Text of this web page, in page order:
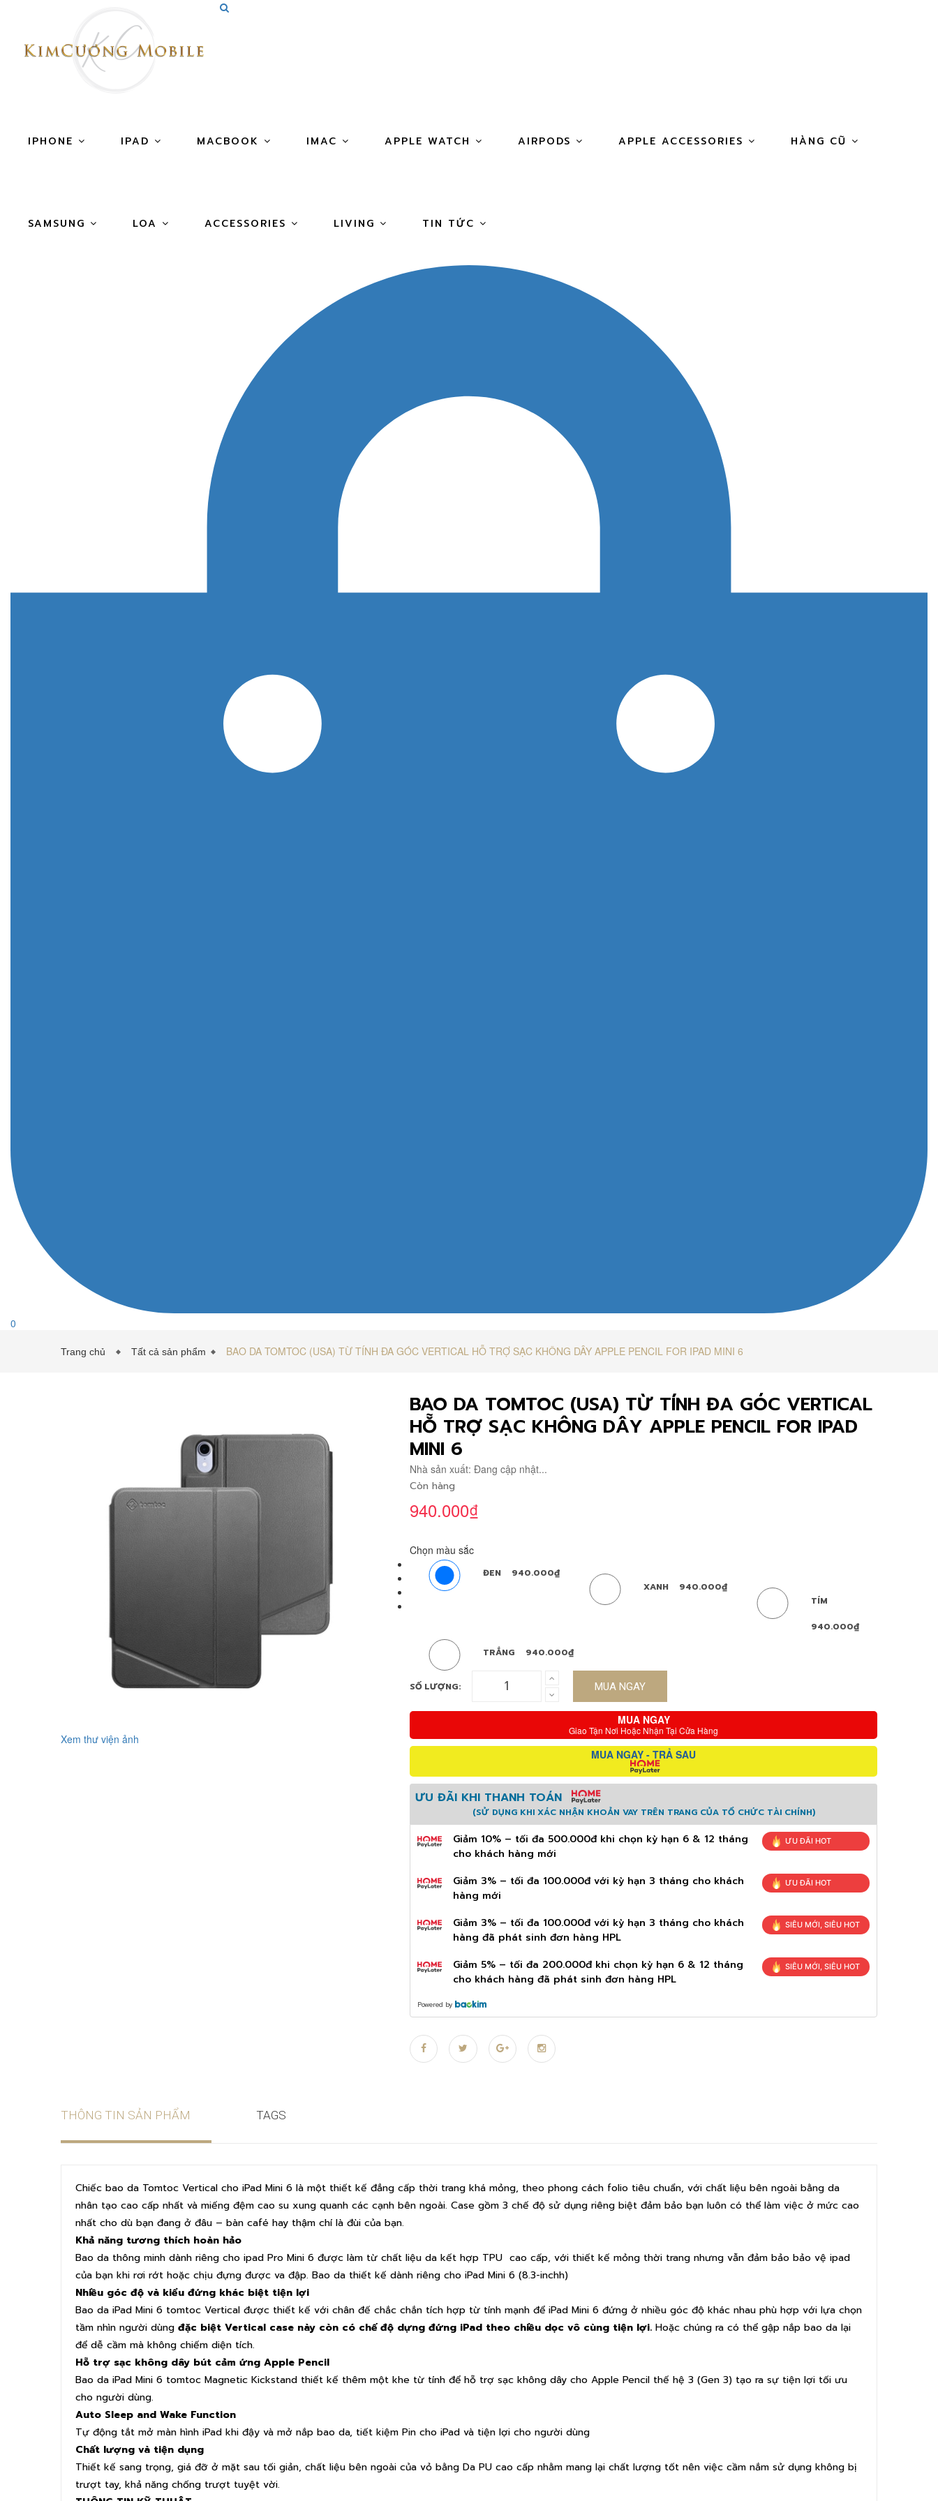
IPHONE IPAD MACBOOK IMAC APPLE WATCH AIRPODS APPLE ACCESSORIES HÀNG CŨ
SAMSUNG LOA ACCESSORIES LIVING TIN TỨC
0
Trang chủ Tất cả sản phẩm BAO DA TOMTOC (USA) TỪ TÍNH ĐA GÓC VERTICAL HỖ TRỢ SẠC KHÔNG DÂY APPLE PENCIL FOR IPAD MINI 6
Xem thư viện ảnh
BAO DA TOMTOC (USA) TỪ TÍNH ĐA GÓC VERTICAL
HỖ TRỢ SẠC KHÔNG DÂY APPLE PENCIL FOR IPAD
MINI 6
Nhà sản xuất: Đang cập nhật...
Còn hàng
940.000₫
Chọn màu sắc
ĐEN
940.000₫
XANH
940.000₫
TÍM
940.000₫
TRẮNG 940.000₫
SỐ LƯỢNG: MUA NGAY
MUA NGAY
Giao Tận Nơi Hoặc Nhận Tại Cửa Hàng
MUA NGAY - TRẢ SAU
ƯU ĐÃI KHI THANH TOÁN
(SỬ DỤNG KHI XÁC NHẬN KHOẢN VAY TRÊN TRANG CỦA TỔ CHỨC TÀI CHÍNH)
Giảm 10% – tối đa 500.000đ khi chọn kỳ hạn 6 & 12 tháng
cho khách hàng mới
ƯU ĐÃI HOT
Giảm 3% – tối đa 100.000đ với kỳ hạn 3 tháng cho khách
hàng mới
ƯU ĐÃI HOT
Giảm 3% – tối đa 100.000đ với kỳ hạn 3 tháng cho khách
hàng đã phát sinh đơn hàng HPL
SIÊU MỚI, SIÊU HOT
Giảm 5% – tối đa 200.000đ khi chọn kỳ hạn 6 & 12 tháng
cho khách hàng đã phát sinh đơn hàng HPL
SIÊU MỚI, SIÊU HOT
Powered by
THÔNG TIN SẢN PHẨM TAGS
Chiếc bao da Tomtoc Vertical cho iPad Mini 6 là một thiết kế đẳng cấp thời trang khá mỏng, theo phong cách folio tiêu chuẩn, với chất liệu bên ngoài bằng da
nhân tạo cao cấp nhất và miếng đệm cao su xung quanh các cạnh bên ngoài. Case gồm 3 chế độ sử dụng riêng biệt đảm bảo bạn luôn có thể làm việc ở mức cao
nhất cho dù bạn đang ở đâu – bàn café hay thậm chí là đùi của bạn.
Khả năng tương thích hoàn hảo
Bao da thông minh dành riêng cho ipad Pro Mini 6 được làm từ chất liệu da kết hợp TPU cao cấp, với thiết kế mỏng thời trang nhưng vẫn đảm bảo bảo vệ ipad
của bạn khi rơi rớt hoặc chịu đựng được va đập. Bao da thiết kế dành riêng cho iPad Mini 6 (8.3-inchh)
Nhiều góc độ và kiểu đứng khác biệt tiện lợi
Bao da iPad Mini 6 tomtoc Vertical được thiết kế với chân đế chắc chắn tích hợp từ tính mạnh để iPad Mini 6 đứng ở nhiều góc độ khác nhau phù hợp với lựa chọn
tầm nhìn người dùng đặc biệt Vertical case này còn có chế độ dựng đứng iPad theo chiều dọc vô cùng tiện lợi. Hoặc chúng ra có thể gập nắp bao da lại
để dễ cầm mà không chiếm diện tích.
Hỗ trợ sạc không dây bút cảm ứng Apple Pencil
Bao da iPad Mini 6 tomtoc Magnetic Kickstand thiết kế thêm một khe từ tính để hỗ trợ sạc không dây cho Apple Pencil thế hệ 3 (Gen 3) tạo ra sự tiện lợi tối ưu
cho người dùng.
Auto Sleep and Wake Function
Tự động tắt mở màn hình iPad khi đậy và mở nắp bao da, tiết kiệm Pin cho iPad và tiện lợi cho người dùng
Chất lượng và tiện dụng
Thiết kế sang trọng, giá đỡ ở mặt sau tối giản, chất liệu bên ngoài của vỏ bằng Da PU cao cấp nhằm mang lại chất lượng tốt nên việc cầm nắm sử dụng không bị
trượt tay, khả năng chống trượt tuyệt vời.